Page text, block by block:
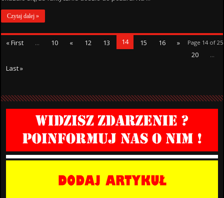
Czytaj dalej »
Page 14 of 25
« First ... 10 « 12 13 14 15 16
»
20
...
Last »